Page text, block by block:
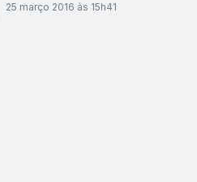
25 março 2016 às 15h41